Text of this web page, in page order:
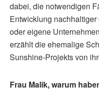
dabei, die notwendigen
Entwicklung
oder eigene
erzählt die ehemalige
Sunshine-Projekts von
Frau Malik, warum